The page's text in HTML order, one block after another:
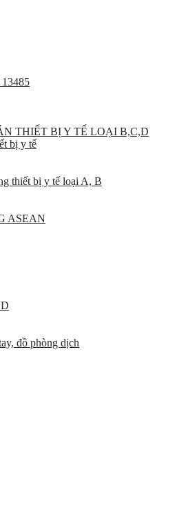
THIẾT BỊ Y TẾ LOẠI B,C,D
bị y tế
thiết bị y tế loại A, B
ASEAN
đồ phòng dịch